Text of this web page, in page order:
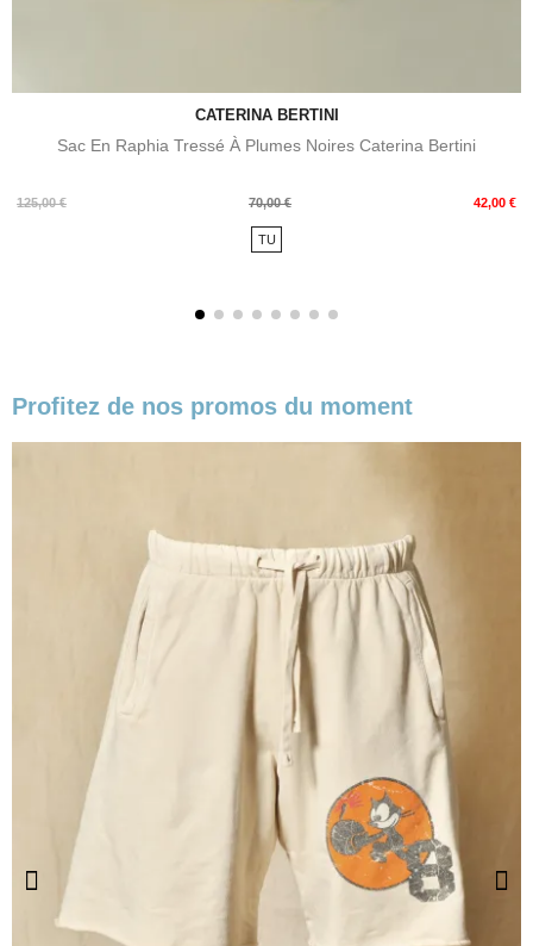
CATERINA BERTINI
Sac En Raphia Tressé À Plumes Noires Caterina Bertini
125,00 €
Prix
70,00 € 42,00 €
Prix
TU
Profitez de nos promos du moment